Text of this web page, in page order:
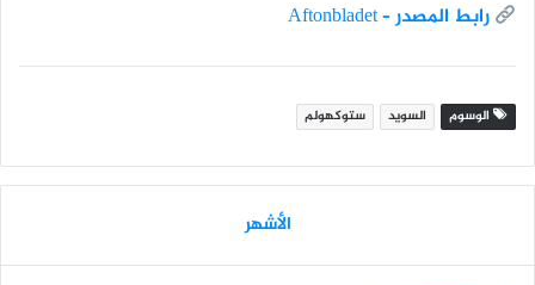
رابط المصدر – Aftonbladet
الوسوم السويد ستوكهولم
الأشهر